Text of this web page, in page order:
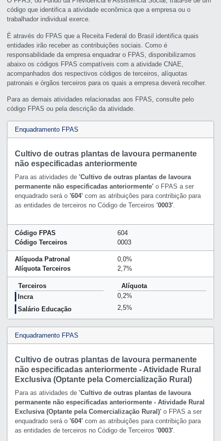
código que identifica a atividade econômica que a empresa ou o
trabalhador individual exerce.
É através do FPAS que a Receita Federal do Brasil identifica quais
entidades irão receber as contribuições sociais. Como é
responsabilidade da empresa enquadrar o FPAS, disponibilizamos
abaixo os códigos FPAS compatíveis com a atividade CNAE,
acompanhados dos respectivos códigos de terceiros, alíquotas
patronais e órgãos terceiros para os quais a empresa deverá recolher.
Para as demais atividades relacionadas aos FPAS, consulte pelo
código FPAS ou pela descrição da atividade.
Enquadramento FPAS
Cultivo de outras plantas de lavoura permanente
não especificadas anteriormente
Para as atividades de 'Cultivo de outras plantas de lavoura
permanente não especificadas anteriormente'o FPAS a ser
enquadrado será o '604'com as atribuições para contribição para
as entidades de terceiros no Código de Terceiros '0003'.
Código FPAS
604
Código Terceiros
0003
Alíquoda Patronal
0,0%
Alíquota Terceiros
2,7%
Terceiros
Alíquota
Incra
0,2%
Salário Educação
2,5%
Enquadramento FPAS
Cultivo de outras plantas de lavoura permanente
não especificadas anteriormente - Atividade Rural
Exclusiva (Optante pela Comercialização Rural)
Para as atividades de 'Cultivo de outras plantas de lavoura
permanente não especificadas anteriormente - Atividade Rural
Exclusiva (Optante pela Comercialização Rural)'o FPAS a ser
enquadrado será o '604'com as atribuições para contribição para
as entidades de terceiros no Código de Terceiros '0003'.